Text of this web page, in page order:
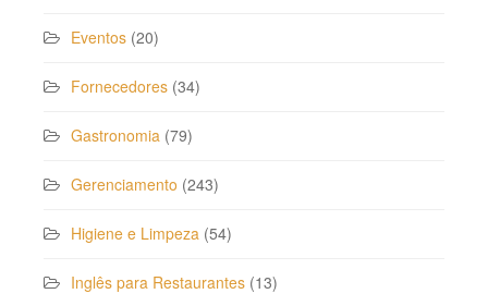
Eventos (20)
Fornecedores (34)
Gastronomia (79)
Gerenciamento (243)
Higiene e Limpeza (54)
Inglês para Restaurantes (13)